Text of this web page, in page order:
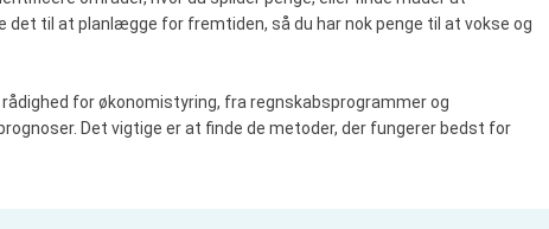
det til at planlægge for fremtiden, så du har nok penge til at vokse og
for økonomistyring, fra regnskabsprogrammer og
Det vigtige er at finde de metoder, der fungerer bedst for